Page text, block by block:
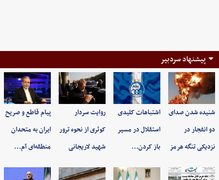
پیشنهاد سردبیر
شنیده شدن صدای
دو انفجار در
نزدیکی تنگه هرمز
اشتباهات کلیدی
استقلال در مسیر
باز کردن…
روایت سردار
کوثری از نحوه ترور
شهید لاریجانی
پیام قاطع و صریح
ایران به متحدان
منطقه‌ای آم…